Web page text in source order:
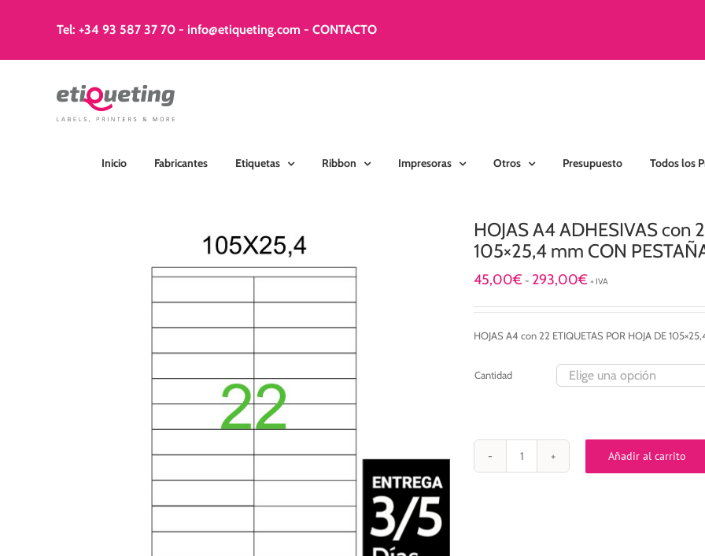
Tel: +34 93 587 37 70 - info@etiqueting.com - CONTACTO
Inicio Fabricantes Etiquetas Ribbon Impresoras Otros Presupuesto Todos los
HOJAS A4 ADHESIVAS con
105×25,4 mm CON
45,00€ - 293,00€Rango
precios:
45,00€
293,00€
+ IVA
HOJAS A4 con 22 ETIQUETAS POR HOJA DE
Cantidad
HOJAS
A4
Añadir al carrito